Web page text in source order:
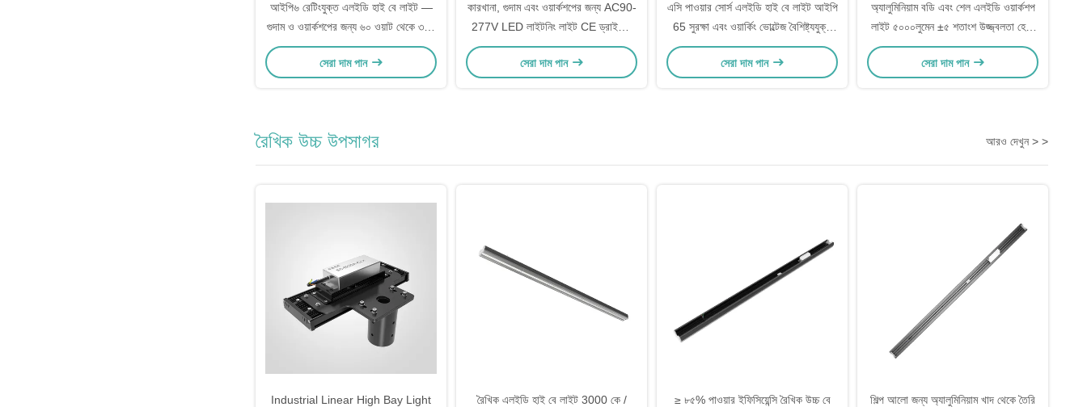
আইপি৬ রেটিংযুক্ত এলইডি হাই বে লাইট —
গুদাম ও ওয়ার্কশপের জন্য ৬০ ওয়াট থেকে ৩০০
ওয়াট
সেরা দাম পান
কারখানা, গুদাম এবং ওয়ার্কশপের জন্য AC90-
277V LED লাইটনিং লাইট CE ড্রাইভার
উচ্চ উজ্জ্বলতা আলো সমাধান
সেরা দাম পান
এসি পাওয়ার সোর্স এলইডি হাই বে লাইট আইপি
65 সুরক্ষা এবং ওয়ার্কিং ভোল্টেজ বৈশিষ্ট্যযুক্ত
এসি 90-277 ভি শিল্প আলো সমাধানের জন্য
আদর্শ
সেরা দাম পান
অ্যালুমিনিয়াম বডি এবং শেল এলইডি ওয়ার্কশপ
লাইট ৫০০০লুমেন ±৫ শতাংশ উজ্জ্বলতা হেভি
ডিউটি ব্রাইট ইলিউমিনেশন ওয়ার্কশপের জন্য
সেরা দাম পান
রৈখিক উচ্চ উপসাগর আরও দেখুন > >
Industrial Linear High Bay Light
রৈখিক এলইডি হাই বে লাইট 3000 কে /
≥ ৮৫% পাওয়ার ইফিসিয়েন্সি রৈখিক উচ্চ বে
শিল্প আলো জন্য অ্যালুমিনিয়াম খাদ থেকে তৈরি